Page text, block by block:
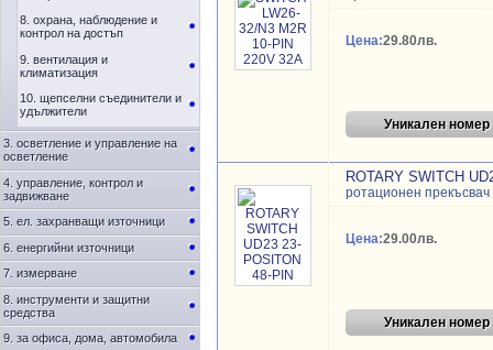
8. охрана, наблюдение и
контрол на достъп
9. вентилация и
климатизация
10. щепселни съединители и
удължители
3. осветление и управление на
осветление
4. управление, контрол и
задвижване
5. ел. захранващи източници
6. енергийни източници
7. измерване
8. инструменти и защитни
средства
9. за офиса, дома, автомобила
Цена:29.80лв.
Уникален номер
ROTARY SWITCH
ротационен прекъсвач
Цена:29.00лв.
Уникален номер